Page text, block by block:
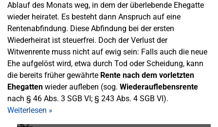
Ablauf des Monats weg, in dem der überlebende Ehegatte
wieder heiratet. Es besteht dann Anspruch auf eine
Rentenabfindung. Diese Abfindung bei der ersten
Wiederheirat ist steuerfrei. Doch der Verlust der
Witwenrente muss nicht auf ewig sein: Falls auch die neue
Ehe aufgelöst wird, etwa durch Tod oder Scheidung, kann
die bereits früher gewährte Rente nach dem vorletzten
Ehegatten wieder aufleben (sog. Wiederauflebensrente
nach § 46 Abs. 3 SGB VI; § 243 Abs. 4 SGB VI).
Weiterlesen »